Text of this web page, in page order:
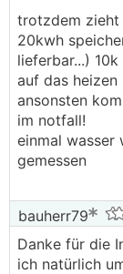
15kw
über 400m2
Info wegen
Und aus
Phasen. Das
System
scheinbar
der alle 3
trotzdem zieht
20kwh
lieferbar...)
auf das
ansonsten
im notfall!
einmal wasser
gemessen
bauherr79
Danke für die
ich natürlich